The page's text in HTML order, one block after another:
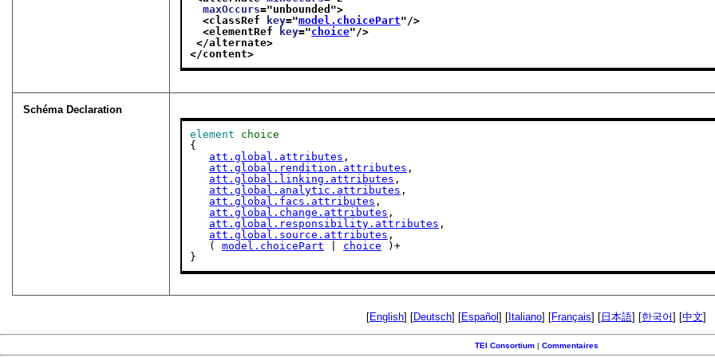
maxOccurs="unbounded ">
<classRef
key="model.choicePart"/>
<elementRef
key="choice"/>
</alternate>
</content>
Schéma Declaration
element
choice
{
att.global.attributes ,
att.global.rendition.attributes ,
att.global.linking.attributes ,
att.global.analytic.attributes ,
att.global.facs.attributes ,
att.global.change.attributes ,
att.global.responsibility.attributes ,
att.global.source.attributes ,
   (
model.choicePart choice )+
}
[English] [Deutsch] [Español] [Italiano] [Français] [日本語] [한국어] [中文]
TEI Consortium| Commentaires